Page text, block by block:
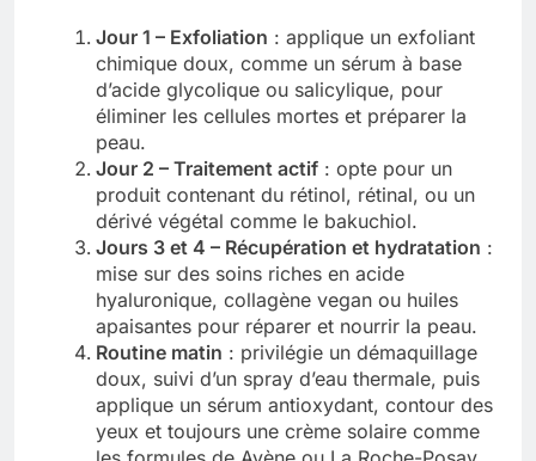
Jour 1 – Exfoliation : applique un exfoliant
chimique doux, comme un sérum à base
d’acide glycolique ou salicylique, pour
éliminer les cellules mortes et préparer la
peau.
Jour 2 – Traitement actif : opte pour un
produit contenant du rétinol, rétinal, ou un
dérivé végétal comme le bakuchiol.
Jours 3 et 4 – Récupération et hydratation :
mise sur des soins riches en acide
hyaluronique, collagène vegan ou huiles
apaisantes pour réparer et nourrir la peau.
Routine matin : privilégie un démaquillage
doux, suivi d’un spray d’eau thermale, puis
applique un sérum antioxydant, contour des
yeux et toujours une crème solaire comme